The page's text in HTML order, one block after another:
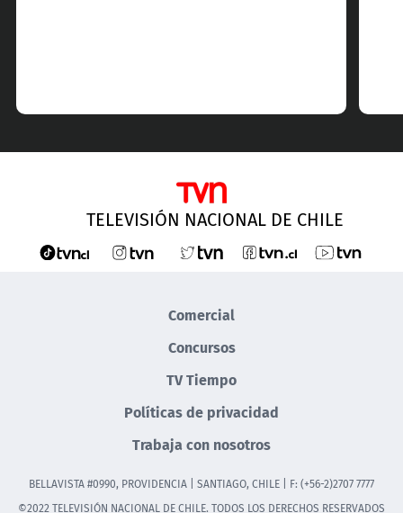
TELEVISIÓN NACIONAL DE CHILE
Comercial
Concursos
TV Tiempo
Políticas de privacidad
Trabaja con nosotros
BELLAVISTA #0990, PROVIDENCIA | SANTIAGO, CHILE | F: (+56-2)2707 7777
©2022 TELEVISIÓN NACIONAL DE CHILE. TODOS LOS DERECHOS RESERVADOS